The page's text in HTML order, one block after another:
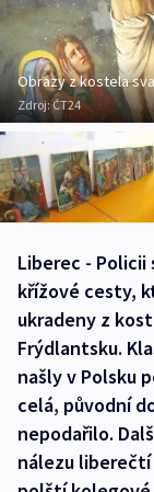
Obrazy z kostela
Zdroj:ČT24
Liberec -
křížové cesty,
ukradeny z
Frýdlantsku.
našly v Polsku
celá, původní
nepodařilo.
nálezu